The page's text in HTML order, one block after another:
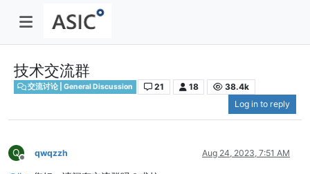
技术交流群
交流讨论 | General Discussion 21 18
38.4k
Log in to reply
Q
Offline
qwqzzh Aug 24, 2023, 7:51 AM